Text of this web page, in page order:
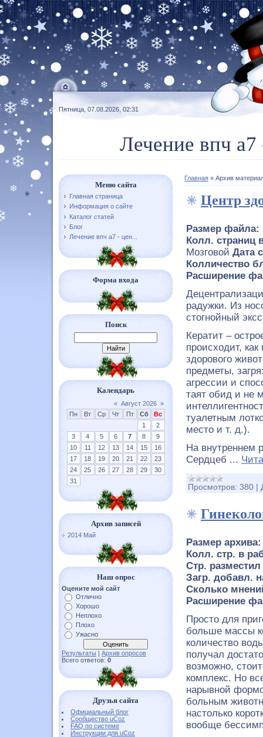
Пятница, 07.08.2026, 02:31
Лечение впч
Меню сайта
Главная страница
Информация о сайте
Каталог статей
Блог
Лечение впч а7 - цен...
Форма входа
Поиск
Календарь
« Август 2026 »
Пн
Вт Ср Чт Пт Сб
Вс
1
2
3
4 5 6 7 8
9
10
11 12 13 14 15
16
17
18 19 20 21 22
23
24
25 26 27 28 29
30
31
Архив записей
2014 Май
Наш опрос
Оцените мой сайт
Отлично
Хорошо
Неплохо
Плохо
Ужасно
Результаты | Архив опросов
Всего ответов: 0
Друзья сайта
Официальный блог
Сообщество uCoz
FAQ по системе
Инструкции для uCoz
Главная » Архив
Центр
Размер файла:
Колл. страниц
Мозговой Дата
Колличество
Расширение
радужки. Из
стогнойный
Кератит –
происходит,
здорового
предметы,
агрессии и
таят обид и не
туалетным
место и т. д.).
На внутреннем
Сердцеб ...
Просмотров: 380 |
Размер
Колл. стр. в
Стр.
Загр. добавл.
Сколько
Расширение
Просто для
больше массы
количество
получал
возможно,
комплекс. Но
нарывной
больным
настолько
вообще